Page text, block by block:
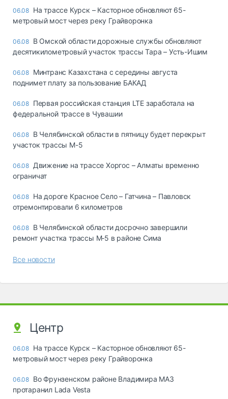
06.08 На трассе Курск – Касторное обновляют 65-
метровый мост через реку Грайворонка
06.08 В Омской области дорожные службы обновляют
десятикилометровый участок трассы Тара – Усть-Ишим
06.08 Минтранс Казахстана с середины августа
поднимет плату за пользование БАКАД
06.08 Первая российская станция LTE заработала на
федеральной трассе в Чувашии
06.08 В Челябинской области в пятницу будет перекрыт
участок трассы М-5
06.08 Движение на трассе Хоргос – Алматы временно
ограничат
06.08 На дороге Красное Село – Гатчина – Павловск
отремонтировали 6 километров
06.08 В Челябинской области досрочно завершили
ремонт участка трассы М‑5 в районе Сима
Все новости
Центр
06.08 На трассе Курск – Касторное обновляют 65-
метровый мост через реку Грайворонка
06.08 Во Фрунзенском районе Владимира МАЗ
протаранил Lada Vesta